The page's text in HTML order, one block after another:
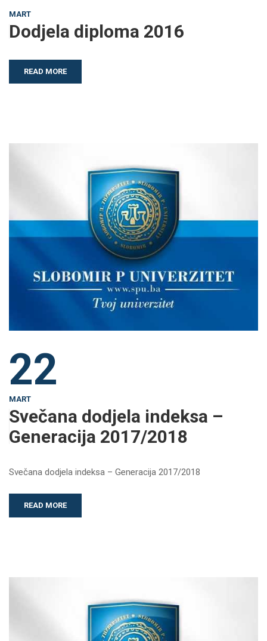
MART
Dodjela diploma 2016
READ MORE
22
MART
Svečana dodjela indeksa –
Generacija 2017/2018
Svečana dodjela indeksa – Generacija 2017/2018
READ MORE